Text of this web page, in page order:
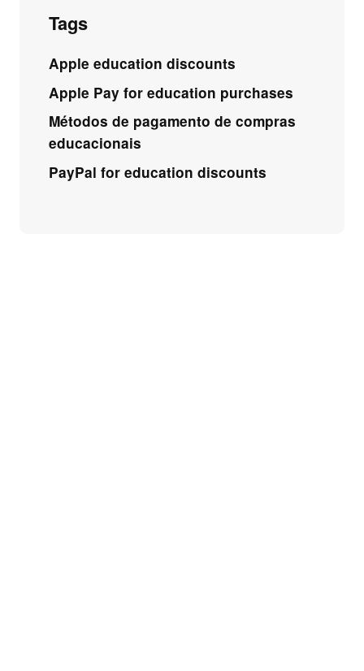
Tags
Apple education discounts
Apple Pay for education purchases
Métodos de pagamento de compras
educacionais
PayPal for education discounts